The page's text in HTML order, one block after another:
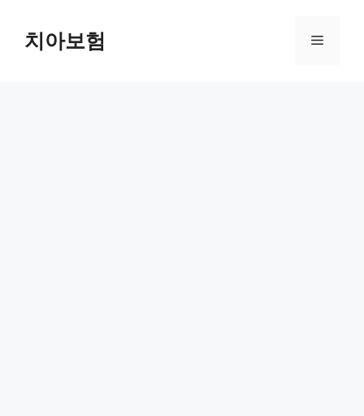
content치아보험 Menu